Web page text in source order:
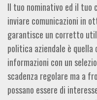
Il tuo nominativo ed il tuo
inviare comunicazioni in
garantisce un corretto
politica aziendale è quella
informazioni con un
scadenza regolare ma a
possano essere di